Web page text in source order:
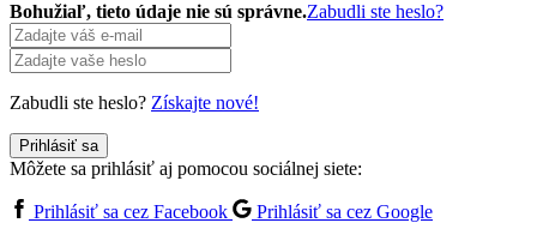
Bohužiaľ, tieto údaje nie sú správne.Zabudli ste heslo?
Zabudli ste heslo? Získajte nové!
Prihlásiť sa
Môžete sa prihlásiť aj pomocou sociálnej siete:
Prihlásiť sa cez Facebook
Prihlásiť sa cez Google